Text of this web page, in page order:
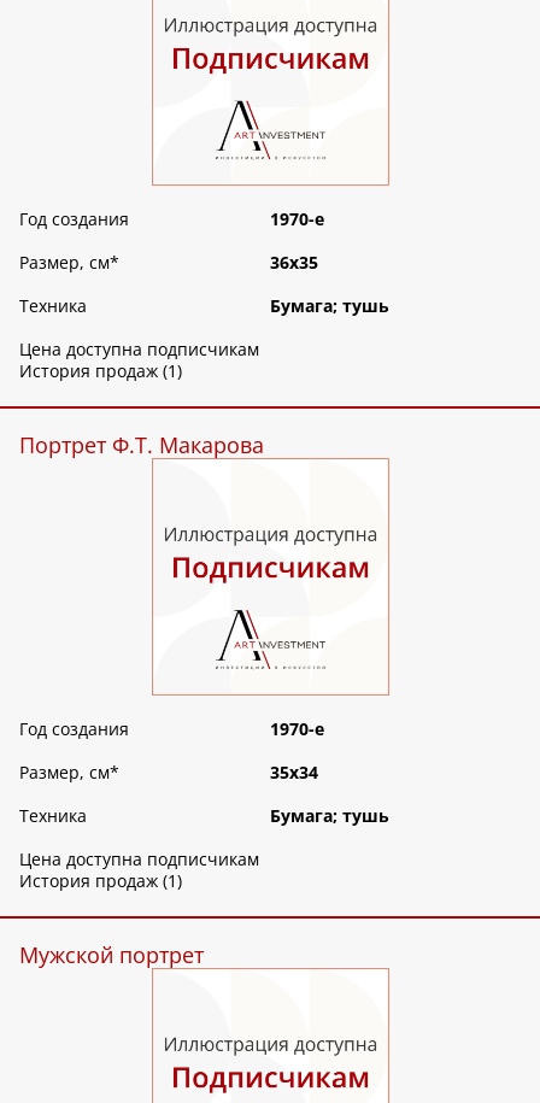
Год создания
1970-е
Размер, см*
36х35
Техника
Бумага; тушь
Цена доступна подписчикам
История продаж (1)
Портрет Ф.Т. Макарова
Год создания
1970-е
Размер, см*
35х34
Техника
Бумага; тушь
Цена доступна подписчикам
История продаж (1)
Мужской портрет